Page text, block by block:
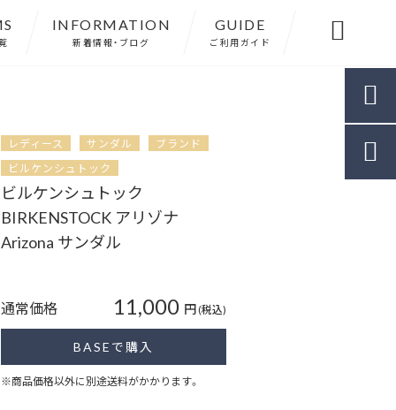
INFORMATION
新着情報・ブログ
GUIDE
ご利用ガイド 
レディース サンダル
ブランド
ビルケンシュトック
ビルケンシュトック
BIRKENSTOCK アリゾナ
Arizona サンダル
通常価格 11,000 円(税込)
BASEで購入
※商品価格以外に別途送料がかかります。

